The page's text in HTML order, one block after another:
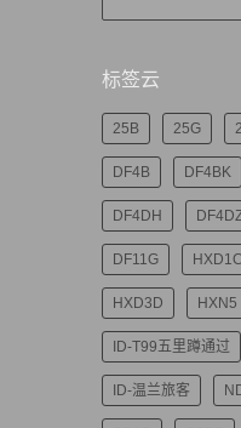
标签云
25B 25G
DF4B DF4BK
DF4DH
DF11G HXD1C
HXD3D HXN5
ID-T99五里蹲通过
ID-温兰旅客